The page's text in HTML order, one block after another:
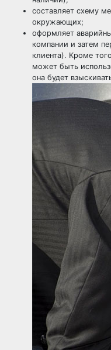
составляет схему
окружающих;
оформляет
компании и затем
клиента). Кроме
может быть
она будет